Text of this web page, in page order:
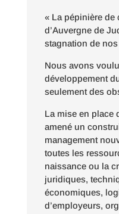
« La pépinière de
d’Auvergne de
stagnation de
Nous avons
développement
seulement des
La mise en place
amené un
management
toutes les
naissance ou la
juridiques,
économiques,
d’employeurs,